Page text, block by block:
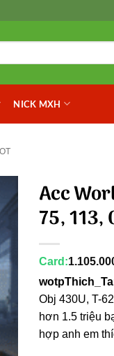
NICK MXH
Acc
75, 113,
Card:
Obj 430U, T-
hơn 1.5 triệu
hợp anh em